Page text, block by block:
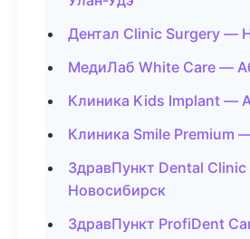
Дентал Clinic Surgery —
МедиЛаб White Care —
Клиника Kids Implant —
Клиника Smile Premium
ЗдравПункт Dental
Новосибирск
ЗдравПункт ProfiDent